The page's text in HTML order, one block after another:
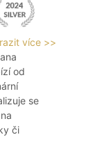
více >>
od
se
či